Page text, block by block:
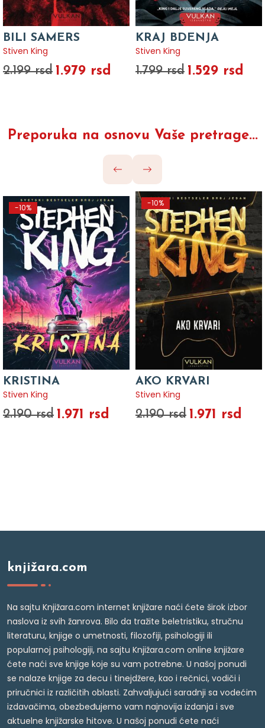
BILI SAMERS
Stiven King
2.199 rsd 1.979 rsd
KRAJ BDENJA
Stiven King
1.799 rsd 1.529 rsd
Preporuka na osnovu Vaše pretrage...
-10%
KRISTINA
Stiven King
2.190 rsd 1.971 rsd
-10%
AKO KRVARI
Stiven King
2.190 rsd 1.971 rsd
knjižara.com
Na sajtu Knjižara.com internet knjižare naći ćete širok izbor
naslova iz svih žanrova. Bilo da tražite beletristiku, stručnu
literaturu, knjige o umetnosti, filozofiji, psihologiji ili
popularnoj psihologiji, na sajtu Knjižara.com online knjižare
ćete naći sve knjige koje su vam potrebne. U našoj ponudi
se nalaze knjige za decu i tinejdžere, kao i rečnici, vodiči i
priručnici iz različitih oblasti. Zahvaljujući saradnji sa vodećim
izdavačima, obezbeđujemo vam najnovija izdanja i sve
aktuelne knjižarske hitove. U našoj ponudi ćete naći